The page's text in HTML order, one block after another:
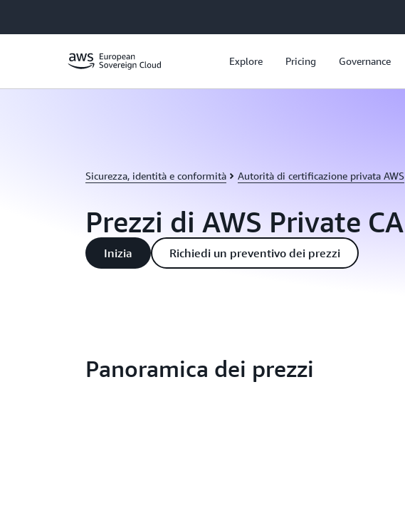
Explore Pricing Governance
Sicurezza, identità e conformità Autorità di certificazione privata AWS
Prezzi di AWS Private CA
Inizia Richiedi un preventivo dei prezzi
Panoramica dei prezzi